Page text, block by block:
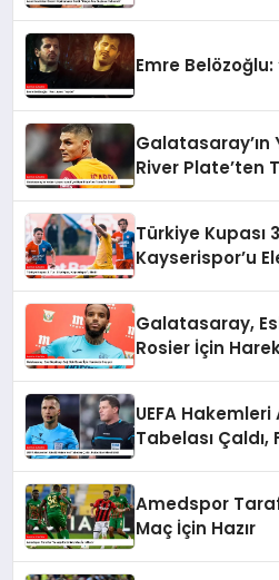
Emre
Galatasaray’ın
River Plate’ten
Türkiye Kupası
Kayserispor’u
Galatasaray,
Rosier İçin
UEFA
Tabelası
Amedspor
Maç İçin Hazır